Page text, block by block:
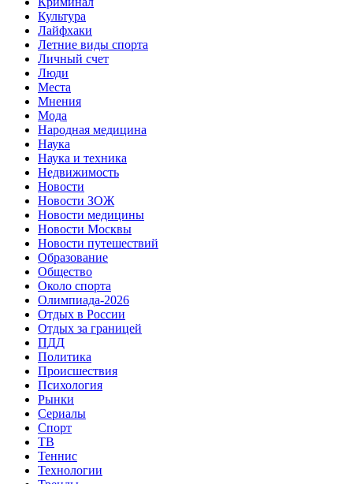
Культура
Лайфхаки
Летние виды спорта
Личный счет
Люди
Места
Мнения
Мода
Народная медицина
Наука
Наука и техника
Недвижимость
Новости
Новости ЗОЖ
Новости медицины
Новости Москвы
Новости путешествий
Образование
Общество
Около спорта
Олимпиада-2026
Отдых в России
Отдых за границей
ПДД
Политика
Происшествия
Психология
Рынки
Сериалы
Спорт
ТВ
Теннис
Технологии